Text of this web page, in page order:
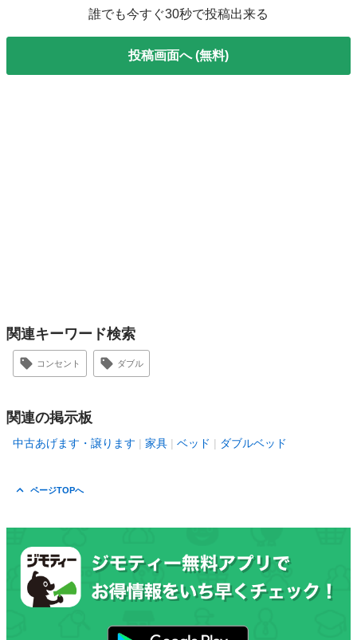
誰でも今すぐ30秒で投稿出来る
投稿画面へ (無料)
関連キーワード検索
コンセント ダブル
関連の掲示板
中古あげます・譲ります 家具 ベッド ダブルベッド
ページTOPへ